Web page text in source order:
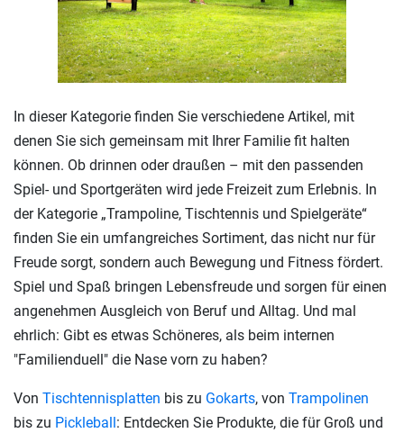
In dieser Kategorie finden Sie verschiedene Artikel, mit
denen Sie sich gemeinsam mit Ihrer Familie fit halten
können. Ob drinnen oder draußen – mit den passenden
Spiel- und Sportgeräten wird jede Freizeit zum Erlebnis. In
der Kategorie „Trampoline, Tischtennis und Spielgeräte“
finden Sie ein umfangreiches Sortiment, das nicht nur für
Freude sorgt, sondern auch Bewegung und Fitness fördert.
Spiel und Spaß bringen Lebensfreude und sorgen für einen
angenehmen Ausgleich von Beruf und Alltag. Und mal
ehrlich: Gibt es etwas Schöneres, als beim internen
"Familienduell" die Nase vorn zu haben?
Von Tischtennisplatten bis zu Gokarts, von Trampolinen
bis zu Pickleball: Entdecken Sie Produkte, die für Groß und